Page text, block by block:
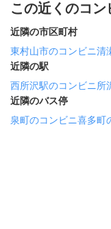
この近くのコン
近隣の市区町村
東村山市のコンビニ清
近隣の駅
西所沢駅のコンビニ所
近隣のバス停
泉町のコンビニ喜多町